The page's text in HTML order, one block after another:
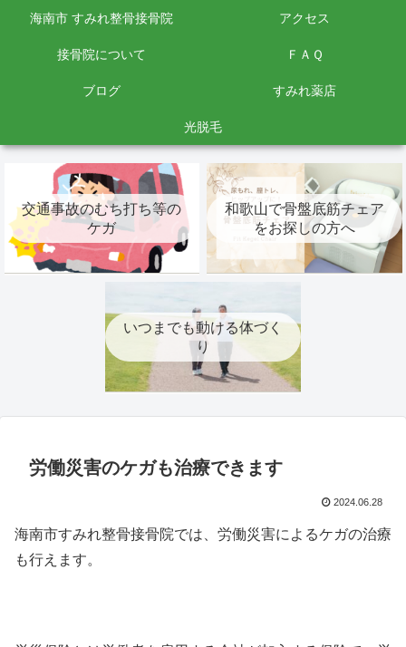
海南市 すみれ整骨接骨院 アクセス
接骨院について ＦＡＱ
ブログ すみれ薬店
光脱毛
交通事故のむち打ち等の
ケガ
和歌山で骨盤底筋チェア
をお探しの方へ
いつまでも動ける体づく
り
労働災害のケガも治療できます
2024.06.28
海南市すみれ整骨接骨院では、労働災害によるケガの治療
も行えます。